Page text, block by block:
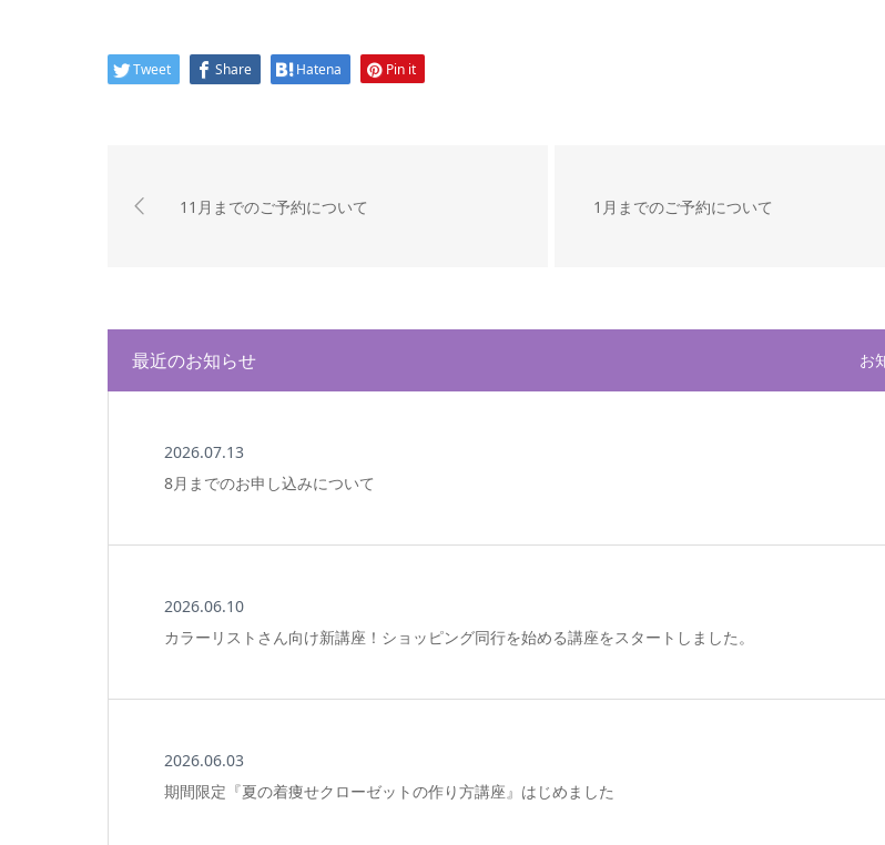
Tweet Share Hatena Pin it
11月までのご予約について 1月までのご予約について
最近のお知らせ お
2026.07.13
8月までのお申し込みについて
2026.06.10
カラーリストさん向け新講座！ショッピング同行を始める講座をスタートしました。
2026.06.03
期間限定『夏の着痩せクローゼットの作り方講座』はじめました